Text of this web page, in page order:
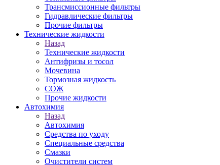
Трансмиссионные фильтры
Гидравлические фильтры
Прочие фильтры
Технические жидкости
Назад
Технические жидкости
Антифризы и тосол
Мочевина
Тормозная жидкость
СОЖ
Прочие жидкости
Автохимия
Назад
Автохимия
Средства по уходу
Специальные средства
Смазки
Очистители систем